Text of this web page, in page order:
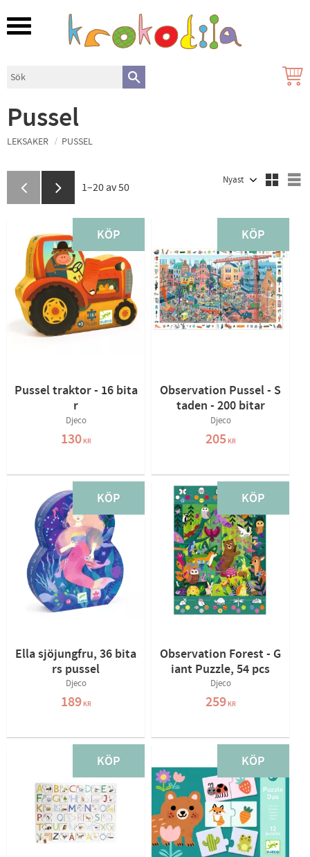
Meny
Pussel
LEKSAKER PUSSEL
1–20 av50
Pussel traktor - 16 bita
r
Djeco
130KR
KÖP
Observation Pussel - S
taden - 200 bitar
Djeco
205KR
KÖP
Ella sjöjungfru, 36 bita
rs pussel
Djeco
189KR
KÖP
Observation Forest - G
iant Puzzle, 54 pcs
Djeco
259KR
KÖP
KÖP KÖP